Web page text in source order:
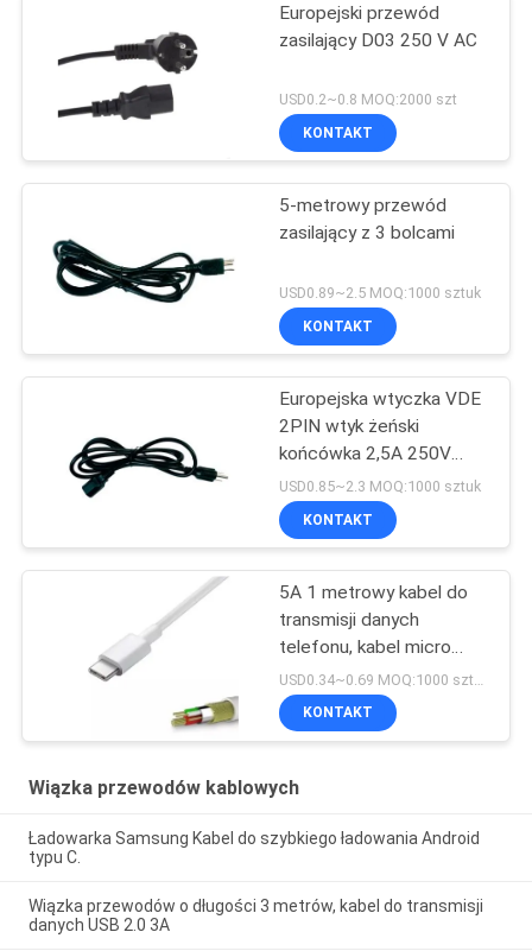
Europejski przewód
zasilający D03 250 V AC
USD0.2~0.8 MOQ:2000 szt
KONTAKT
5-metrowy przewód
zasilający z 3 bolcami
USD0.89~2.5 MOQ:1000 sztuk
KONTAKT
Europejska wtyczka VDE
2PIN wtyk żeński
końcówka 2,5A 250V
przewód zasilający do
grzejnika
USD0.85~2.3 MOQ:1000 sztuk
KONTAKT
5A 1 metrowy kabel do
transmisji danych
telefonu, kabel micro
USB z PVC
KONTAKT
Wiązka przewodów kablowych
Ładowarka Samsung Kabel do szybkiego ładowania Android
typu C.
Wiązka przewodów o długości 3 metrów, kabel do transmisji
danych USB 2.0 3A